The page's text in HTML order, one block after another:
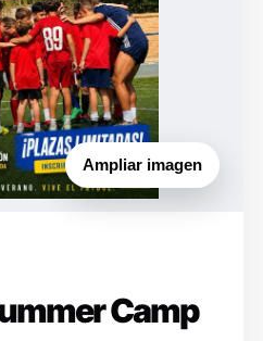
Ampliar imagen
Camp